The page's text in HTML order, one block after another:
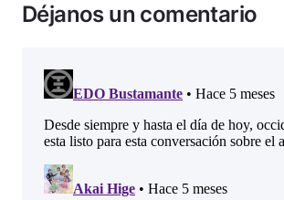
Déjanos un comentario